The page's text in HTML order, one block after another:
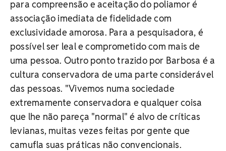
para compreensão e aceitação do poliamor é
associação imediata de fidelidade com
exclusividade amorosa. Para a pesquisadora, é
possível ser leal e comprometido com mais de
uma pessoa. Outro ponto trazido por Barbosa é a
cultura conservadora de uma parte considerável
das pessoas. "Vivemos numa sociedade
extremamente conservadora e qualquer coisa
que lhe não pareça "normal" é alvo de críticas
levianas, muitas vezes feitas por gente que
camufla suas práticas não convencionais.